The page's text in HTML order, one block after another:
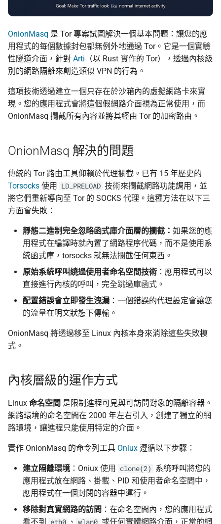
Asian Diceware：帶亞
的英文密語字典
加密貨幣的隱私光譜
上傳機敏資訊流程
幫忙 pin 文件站的 IPFS
像
品牌素材
OnionMasq 是 Tor 專案試圖解決一個基本問題：讓您的應
用程式的每個數據封包都無例外地通過 Tor。它是一個實驗
性隧道介面，針對 Arti （以 Rust 實作的 Tor），透過內核級
別的網路隔離來創造類似 VPN 的行為。
這項技術透過建立一個只存在於沙箱內的虛擬網路卡來實
現。您的應用程式會將這個假網路介面視為正常使用，而
OnionMasq 攔截所有內容並將其經由 Tor 的加密路由。
OnionMasq 解決的問題
傳統的 Tor 路由工具仰賴於代理攔截。已有 15 年歷史的
Torsocks 使用 LD_PRELOAD 技術來攔截網路功能調用，並
將它們重新導向至 Tor 的 SOCKS 代理。這種方法在以下三
方面會失敗：
靜態二進制完全忽略函式庫介面層的攔截： 如果您的應
用程式在編譯時就內置了網路程序代碼，而不是使用系
統函式庫，torsocks 就無法攔截任何東西。
原始系統呼叫繞過使用者命名空間技術 ：應用程式可以
直接進行內核的呼叫，完全跳過庫函式。
配置錯誤會立即發生洩漏 ：一個錯誤的代理設定會讓您
的流量在明文狀態下傳輸。
OnionMasq 將透過移至 Linux 內核本身來消除這些失敗模
式。
內核層級的運作方式
Linux 命名空間 是限制進程可見與可訪問對象的隔離容器。
網路環境的命名空間在 2000 年左右引入，創建了獨立的網
路環境，讓進程只能使用特定的介面。
實作 OnionMasq 的命令列工具 Oniux 遵循以下步驟：
建立隔離環境 ：Oniux 使用 clone(2)
系統呼叫將您的
應用程式放在網路、掛載、PID 和使用者命名空間中，
應用程式在一個封閉的容器中運行。
移除對真實網路的訪問 ：在命名空間內，您的應用程式
看不到
eth0 、 wlan0 或任何實體網路介面，正常的網